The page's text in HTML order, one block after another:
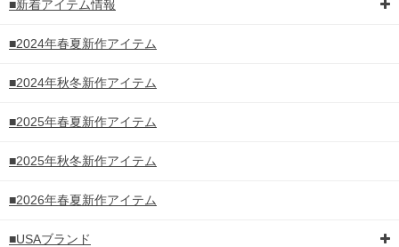
■新着アイテム情報
■2024年春夏新作アイテム
■2024年秋冬新作アイテム
■2025年春夏新作アイテム
■2025年秋冬新作アイテム
■2026年春夏新作アイテム
■USAブランド